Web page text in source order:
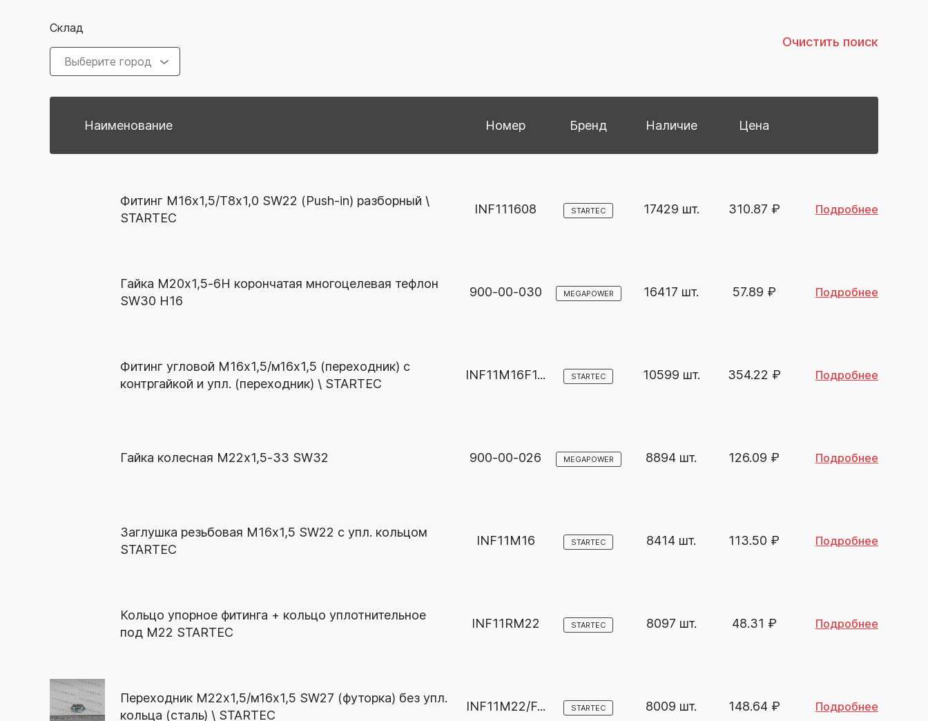
Склад
Выберите город
Очистить поиск
Наименование Номер Бренд Наличие Цена
Фитинг М16x1,5/Т8x1,0 SW22 (Push-in) разборный \
STARTEC
INF111608 STARTEC 17429 шт. 310.87 ₽ Подробнее
Гайка М20х1,5-6Н корончатая многоцелевая тефлон
SW30 H16
900-00-030 MEGAPOWER 16417 шт. 57.89 ₽ Подробнее
Фитинг угловой М16х1,5/м16х1,5 (переходник) с
контргайкой и упл. (переходник) \ STARTEC
INF11M16F1... STARTEC 10599 шт. 354.22 ₽ Подробнее
Гайка колесная М22х1,5-33 SW32 900-00-026 MEGAPOWER 8894 шт. 126.09 ₽ Подробнее
Заглушка резьбовая М16х1,5 SW22 с упл. кольцом
STARTEC
INF11M16 STARTEC 8414 шт. 113.50 ₽ Подробнее
Кольцо упорное фитинга + кольцо уплотнительное
под М22 STARTEC
INF11RM22 STARTEC 8097 шт. 48.31 ₽ Подробнее
Переходник М22х1,5/м16х1,5 SW27 (футорка) без упл.
кольца (сталь) \ STARTEC
INF11M22/F... STARTEC 8009 шт. 148.64 ₽ Подробнее